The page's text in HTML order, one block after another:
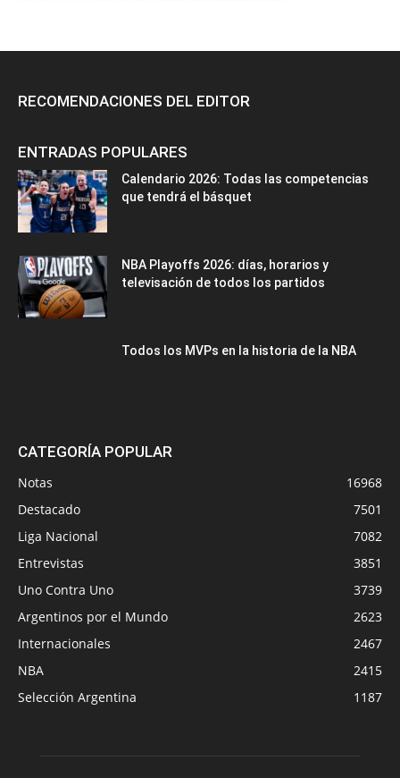
RECOMENDACIONES DEL EDITOR
ENTRADAS POPULARES
Calendario 2026: Todas las competencias
que tendrá el básquet
NBA Playoffs 2026: días, horarios y
televisación de todos los partidos
Todos los MVPs en la historia de la NBA
CATEGORÍA POPULAR
Notas
16968
Destacado
7501
Liga Nacional
7082
Entrevistas
3851
Uno Contra Uno
3739
Argentinos por el Mundo
2623
Internacionales
2467
NBA
2415
Selección Argentina
1187